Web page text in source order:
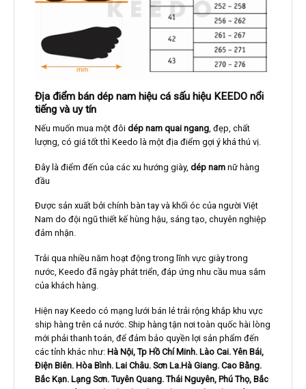
Địa điểm bán dép nam hiệu cá sấu hiệu KEEDO nổi
tiếng và uy tín
Nếu muốn mua một đôi dép nam quai ngang, đẹp, chất
lượng, có giá tốt thì Keedo là một địa điểm gợi ý khá thú vị.
Đây là điểm đến của các xu hướng giày, dép namnữ hàng
đầu
Được sản xuất bởi chính bàn tay và khối óc của người Việt
Nam do đội ngũ thiết kế hùng hậu, sáng tạo, chuyên nghiệp
đảm nhận.
Trải qua nhiều năm hoạt động trong lĩnh vực giày trong
nước, Keedo đã ngày phát triển, đáp ứng nhu cầu mua sắm
của khách hàng.
Hiện nay Keedo có mạng lưới bán lẻ trải rộng khắp khu vực
ship hàng trên cả nước. Ship hàng tận nơi toàn quốc hài lòng
mới phải thanh toán, để đảm bảo quyền lợi sản phẩm đến
các tỉnh khác như: Hà Nội, Tp Hồ Chí Minh. Lào Cai. Yên Bái,
Điện Biên. Hòa Bình. Lai Châu. Sơn La.Hà Giang. Cao Bằng.
Bắc Kạn. Lạng Sơn. Tuyên Quang. Thái Nguyên, Phú Thọ, Bắc